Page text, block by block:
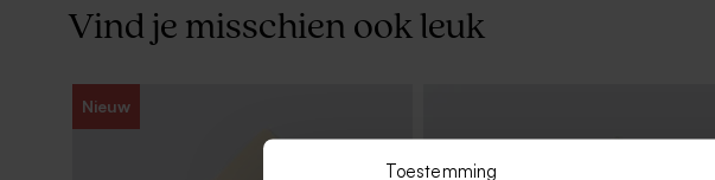
Toestemming
Vind je misschien ook leuk
Nieuw